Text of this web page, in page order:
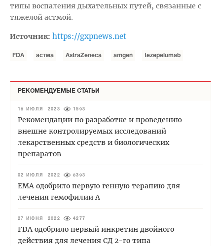
типы воспаления дыхательных путей, связанные с
тяжелой астмой.
Источник: https://gxpnews.net
FDA астма AstraZeneca amgen tezepelumab
РЕКОМЕНДУЕМЫЕ СТАТЬИ
18 ИЮЛЯ 2023 1593
Рекомендации по разработке и проведению
внешне контролируемых исследований
лекарственных средств и биологических
препаратов
02 ИЮЛЯ 2022 8393
EMA одобрило первую генную терапию для
лечения гемофилии А
27 ИЮНЯ 2022 4277
FDA одобрило первый инкретин двойного
действия для лечения СД 2-го типа